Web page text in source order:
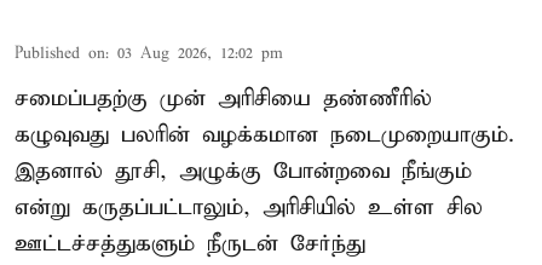
Published on: 03 Aug 2026, 12:02 pm
சமைப்பதற்கு முன் அரிசியை தண்ணீரில்
கழுவுவது பலரின் வழக்கமான நடைமுறையாகும்.
இதனால் தூசி, அழுக்கு போன்றவை நீங்கும்
என்று கருதப்பட்டாலும், அரிசியில் உள்ள சில
ஊட்டச்சத்துகளும் நீருடன் சேர்ந்து